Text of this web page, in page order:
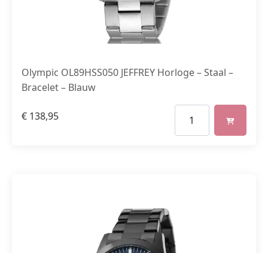
Olympic OL89HSS050 JEFFREY Horloge – Staal –
Bracelet – Blauw
€ 138,95